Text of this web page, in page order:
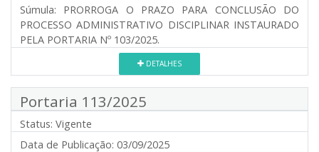
Súmula: PRORROGA O PRAZO PARA CONCLUSÃO DO
PROCESSO ADMINISTRATIVO DISCIPLINAR INSTAURADO
PELA PORTARIA Nº 103/2025.
DETALHES
Portaria 113/2025
Status: Vigente
Data de Publicação: 03/09/2025